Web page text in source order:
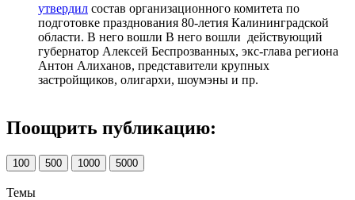
утвердил состав организационного комитета по
подготовке празднования 80-летия Калининградской
области. В него вошли В него вошли действующий
губернатор Алексей Беспрозванных, экс-глава региона
Антон Алиханов, представители крупных
застройщиков, олигархи, шоумэны и пр.
Поощрить публикацию:
100 500 1000 5000
Темы